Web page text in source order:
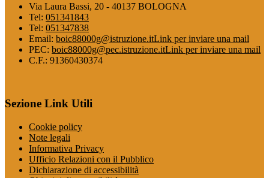
Via Laura Bassi, 20 - 40137 BOLOGNA
Tel: 051341843
Tel: 051347838
Email: boic88000g@istruzione.itLink per inviare una mail
PEC: boic88000g@pec.istruzione.itLink per inviare una mail
C.F.: 91360430374
Sezione Link Utili
Cookie policy
Note legali
Informativa Privacy
Ufficio Relazioni con il Pubblico
Dichiarazione di accessibilità